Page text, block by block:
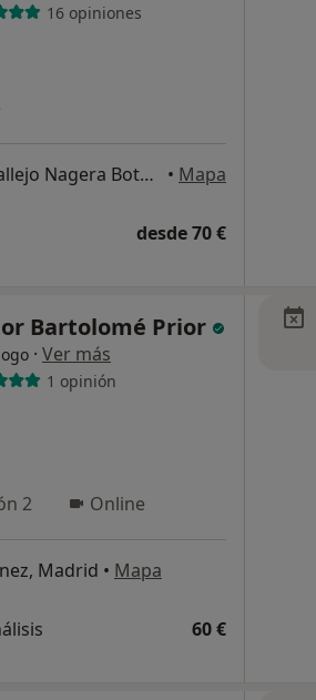
16 opiniones
Paseo Juan Antonio Vallejo Nagera Botas 36, Madrid • Mapa
desde 70 €
Bartolomé Prior
· Ver más
1 opinión
2 Online
Madrid • Mapa
60 €